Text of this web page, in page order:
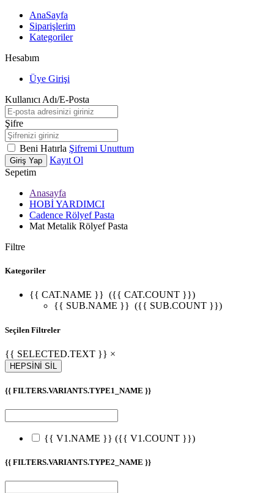
AnaSayfa
Siparişlerim
Kategoriler
Hesabım
Üye Girişi
Kullanıcı Adı/E-Posta
Şifre
Beni Hatırla Şifremi Unuttum
Giriş Yap
Kayıt Ol
Sepetim
Anasayfa
HOBİ YARDIMCI
Cadence Rölyef Pasta
Mat Metalik Rölyef Pasta
Filtre
Kategoriler
{{ CAT.NAME }} ({{ CAT.COUNT }})
{{ SUB.NAME }} ({{ SUB.COUNT }})
Seçilen Filtreler
{{ SELECTED.TEXT }} ×
HEPSİNİ SİL
{{ FILTERS.VARIANTS.TYPE1_NAME }}
{{ V1.NAME }} ({{ V1.COUNT }})
{{ FILTERS.VARIANTS.TYPE2_NAME }}